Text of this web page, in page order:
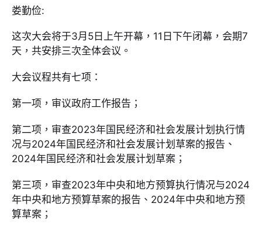
娄勤俭:
这次大会将于3月5日上午开幕，11日下午闭幕，会期7
天，共安排三次全体会议。
大会议程共有七项：
第一项，审议政府工作报告；
第二项，审查2023年国民经济和社会发展计划执行情
况与2024年国民经济和社会发展计划草案的报告、
2024年国民经济和社会发展计划草案；
第三项，审查2023年中央和地方预算执行情况与2024
年中央和地方预算草案的报告、2024年中央和地方预
算草案；